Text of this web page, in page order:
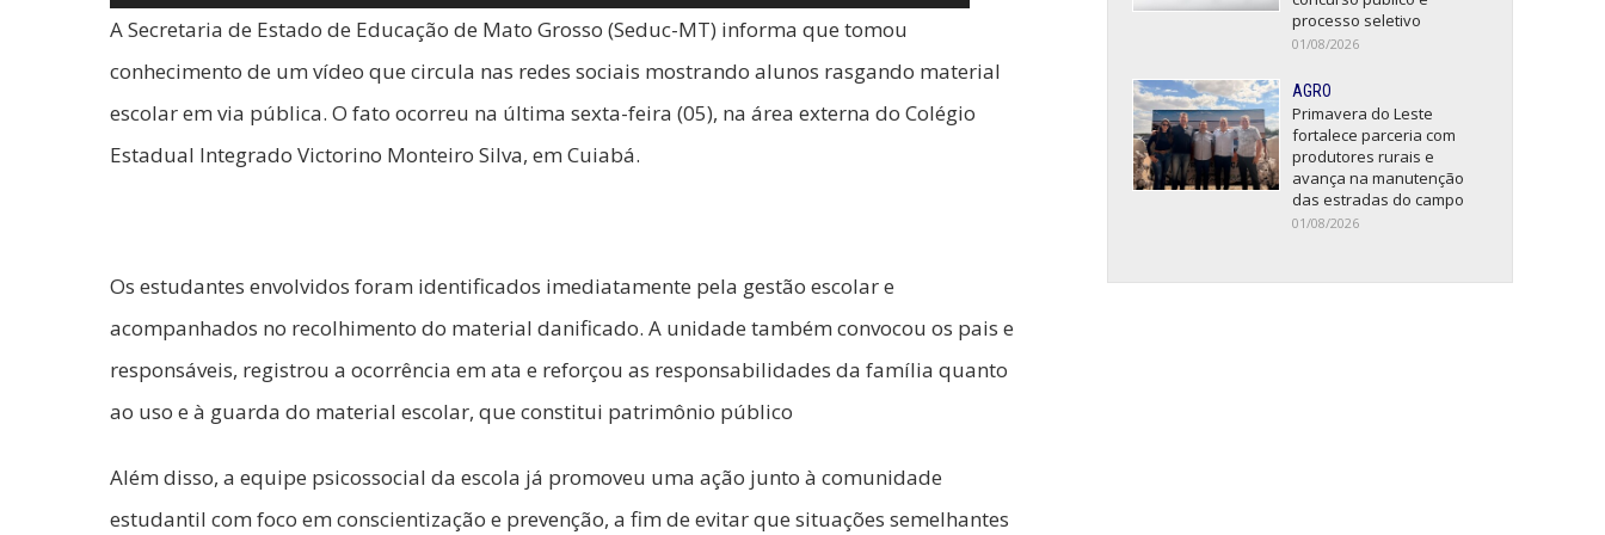
A Secretaria de Estado de Educação de Mato Grosso (Seduc-MT) informa que tomou
conhecimento de um vídeo que circula nas redes sociais mostrando alunos rasgando material
escolar em via pública. O fato ocorreu na última sexta-feira (05), na área externa do Colégio
Estadual Integrado Victorino Monteiro Silva, em Cuiabá.
Os estudantes envolvidos foram identificados imediatamente pela gestão escolar e
acompanhados no recolhimento do material danificado. A unidade também convocou os pais e
responsáveis, registrou a ocorrência em ata e reforçou as responsabilidades da família quanto
ao uso e à guarda do material escolar, que constitui patrimônio público
Além disso, a equipe psicossocial da escola já promoveu uma ação junto à comunidade
estudantil com foco em conscientização e prevenção, a fim de evitar que situações semelhantes
processo seletivo
01/08/2026
AGRO
Primavera do Leste
fortalece parceria com
produtores rurais e
avança na manutenção
das estradas do campo
01/08/2026